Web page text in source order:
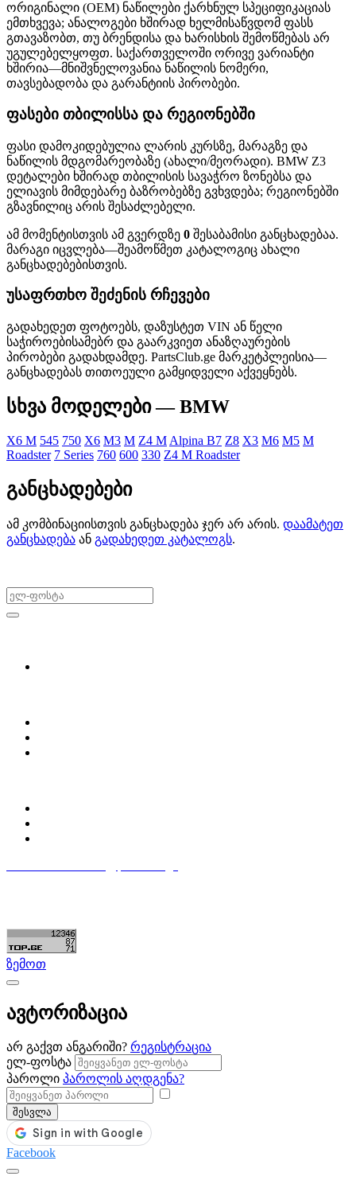
ორიგინალი (OEM) ნაწილები ქარხნულ სპეციფიკაციას
ემთხვევა; ანალოგები ხშირად ხელმისაწვდომ ფასს
გთავაზობთ, თუ ბრენდისა და ხარისხის შემოწმებას არ
უგულებელყოფთ. საქართველოში ორივე ვარიანტი
ხშირია—მნიშვნელოვანია ნაწილის ნომერი,
თავსებადობა და გარანტიის პირობები.
ფასები თბილისსა და რეგიონებში
ფასი დამოკიდებულია ლარის კურსზე, მარაგზე და
ნაწილის მდგომარეობაზე (ახალი/მეორადი). BMW Z3
დეტალები ხშირად თბილისის სავაჭრო ზონებსა და
ელიავის მიმდებარე ბაზრობებზე გვხვდება; რეგიონებში
გზავნილიც არის შესაძლებელი.
ამ მომენტისთვის ამ გვერდზე 0 შესაბამისი განცხადებაა.
მარაგი იცვლება—შეამოწმეთ კატალოგიც ახალი
განცხადებებისთვის.
უსაფრთხო შეძენის რჩევები
გადახედეთ ფოტოებს, დაზუსტეთ VIN ან წელი
საჭიროებისამებრ და გაარკვიეთ ანაზღაურების
პირობები გადახდამდე. PartsClub.ge მარკეტპლეისია—
განცხადებას თითოეული გამყიდველი აქვეყნებს.
სხვა მოდელები — BMW
X6 M 545 750 X6 M3 M Z4 M Alpina B7 Z8 X3 M6 M5 M
Roadster 7 Series 760 600 330 Z4 M Roadster
განცხადებები
ამ კომბინაციისთვის განცხადება ჯერ არ არის. დაამატეთ
განცხადება ან გადახედეთ კატალოგს.
ზემოთ
ავტორიზაცია
არ გაქვთ ანგარიში? რეგისტრაცია
ელ-ფოსტა
პაროლი პაროლის აღდგენა?
შესვლა
Facebook